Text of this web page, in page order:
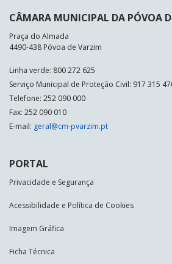
CÂMARA MUNICIPAL DA PÓVOA
Praça do Almada
4490-438 Póvoa de Varzim
Linha verde: 800 272 625
Serviço Municipal de Proteção Civil: 917 315
Telefone: 252 090 000
Fax: 252 090 010
E-mail: geral@cm-pvarzim.pt
PORTAL
Privacidade e Segurança
Acessibilidade e Política de Cookies
Imagem Gráfica
Ficha Técnica